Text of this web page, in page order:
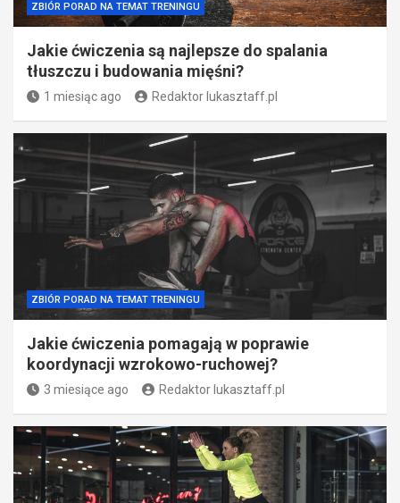
ZBIÓR PORAD NA TEMAT TRENINGU
Jakie ćwiczenia są najlepsze do spalania
tłuszczu i budowania mięśni?
1 miesiąc ago Redaktor lukasztaff.pl
ZBIÓR PORAD NA TEMAT TRENINGU
Jakie ćwiczenia pomagają w poprawie
koordynacji wzrokowo-ruchowej?
3 miesiące ago Redaktor lukasztaff.pl